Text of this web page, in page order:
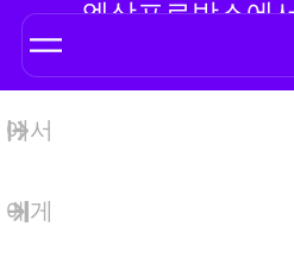
엑상프로방스에